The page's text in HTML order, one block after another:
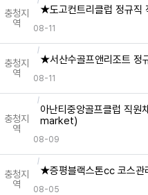
충청지
역
★도고컨트리클럽 정규직
08-11
충청지
역
★서산수골프앤리조트 정
08-11
충청지
역
아난티중앙골프클럽 직원
market)
08-09
충청지
역
★증평블랙스톤cc 코스
08-05